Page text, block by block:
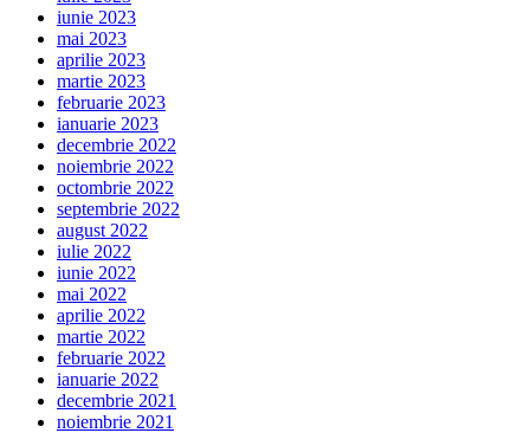
iunie 2023
mai 2023
aprilie 2023
martie 2023
februarie 2023
ianuarie 2023
decembrie 2022
noiembrie 2022
octombrie 2022
septembrie 2022
august 2022
iulie 2022
iunie 2022
mai 2022
aprilie 2022
martie 2022
februarie 2022
ianuarie 2022
decembrie 2021
noiembrie 2021